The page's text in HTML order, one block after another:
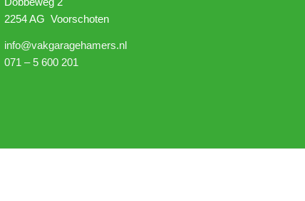
2254 AG Voorschoten
info@vakgaragehamers.nl
071 – 5 600 201